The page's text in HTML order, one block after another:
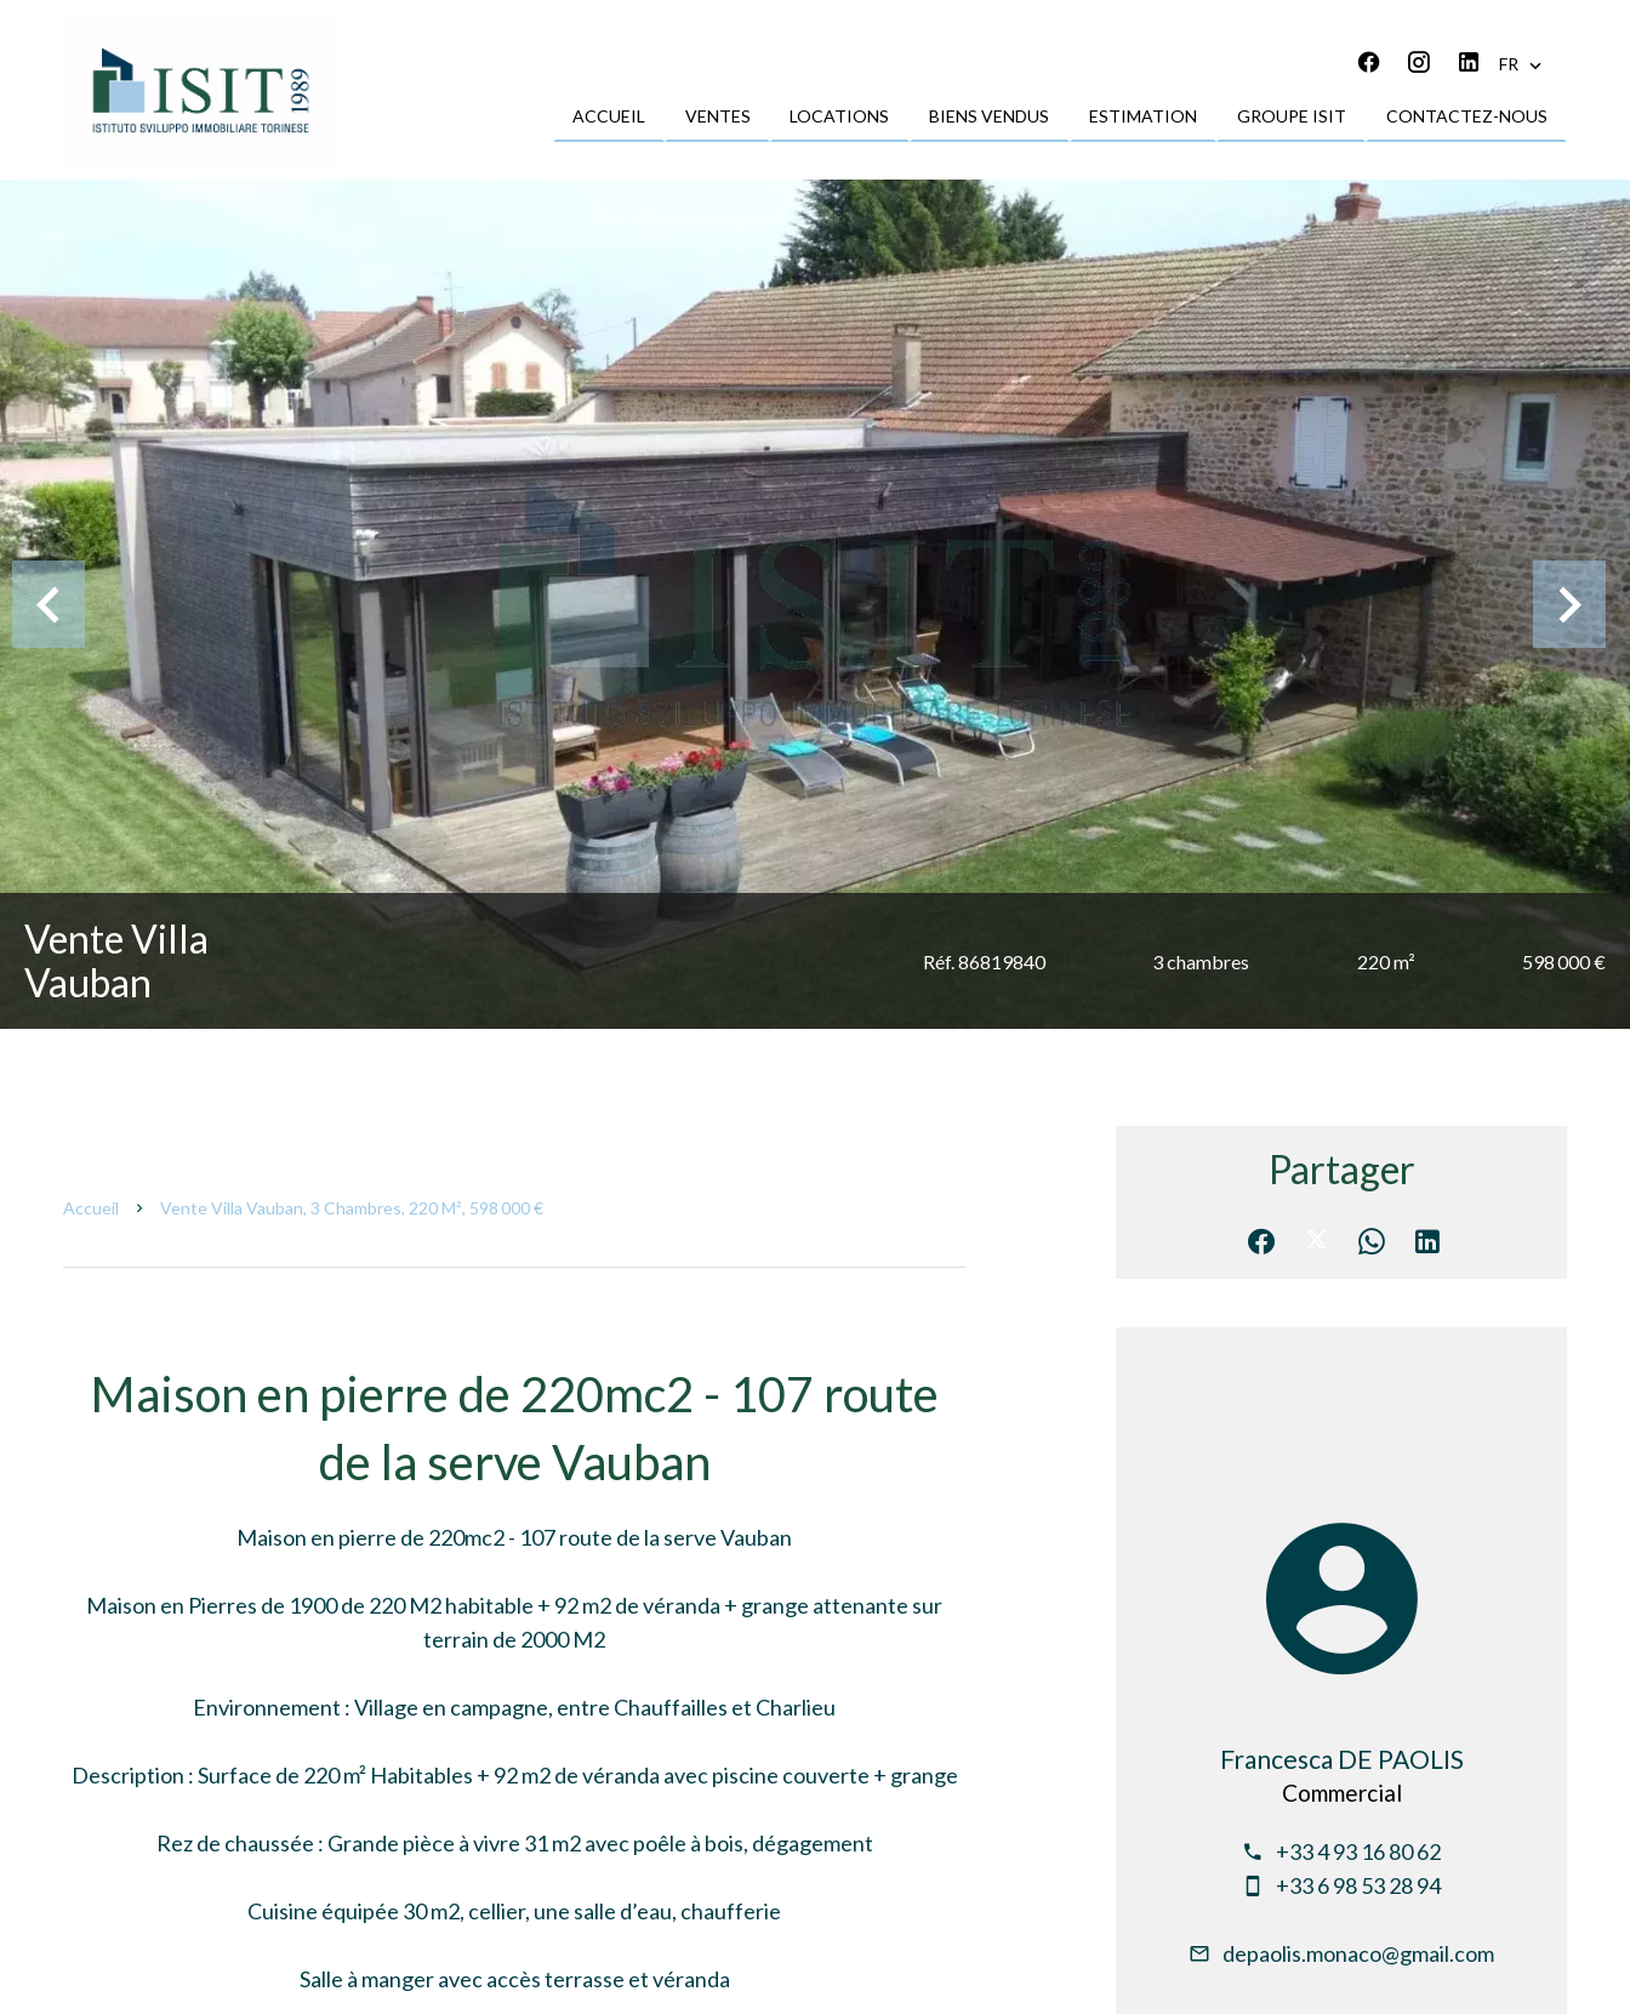
FR
ACCUEIL VENTES LOCATIONS BIENS VENDUS ESTIMATION GROUPE ISIT CONTACTEZ-NOUS
Vente Villa
Vauban
Réf. 86819840 3 chambres 220 m² 598 000 €
Accueil Vente Villa Vauban, 3 Chambres, 220 M², 598 000 €
Maison en pierre de 220mc2 - 107 route
de la serve Vauban
Maison en pierre de 220mc2 - 107 route de la serve Vauban
Maison en Pierres de 1900 de 220 M2 habitable + 92 m2 de véranda + grange attenante sur
terrain de 2000 M2
Environnement : Village en campagne, entre Chauffailles et Charlieu
Description : Surface de 220 m² Habitables + 92 m2 de véranda avec piscine couverte + grange
Rez de chaussée : Grande pièce à vivre 31 m2 avec poêle à bois, dégagement
Cuisine équipée 30 m2, cellier, une salle d’eau, chaufferie
Salle à manger avec accès terrasse et véranda
Partager
Francesca DE PAOLIS
Commercial
+33 4 93 16 80 62
+33 6 98 53 28 94
depaolis.monaco@gmail.com